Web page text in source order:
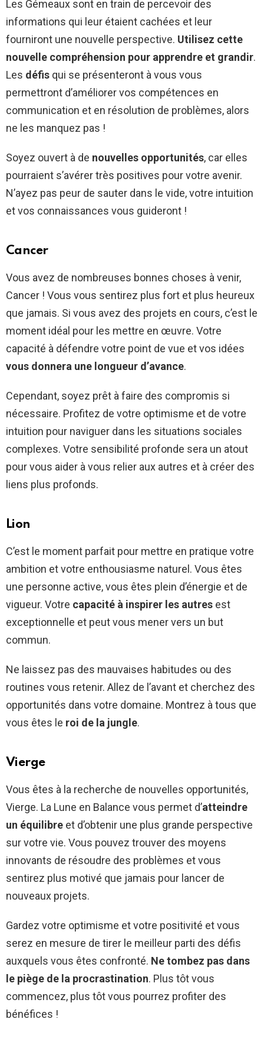
Les Gémeaux sont en train de percevoir des
informations qui leur étaient cachées et leur
fourniront une nouvelle perspective. Utilisez cette
nouvelle compréhension pour apprendre et grandir.
Les défis qui se présenteront à vous vous
permettront d’améliorer vos compétences en
communication et en résolution de problèmes, alors
ne les manquez pas !
Soyez ouvert à de nouvelles opportunités, car elles
pourraient s’avérer très positives pour votre avenir.
N’ayez pas peur de sauter dans le vide, votre intuition
et vos connaissances vous guideront !
Cancer
Vous avez de nombreuses bonnes choses à venir,
Cancer ! Vous vous sentirez plus fort et plus heureux
que jamais. Si vous avez des projets en cours, c’est le
moment idéal pour les mettre en œuvre. Votre
capacité à défendre votre point de vue et vos idées
vous donnera une longueur d’avance.
Cependant, soyez prêt à faire des compromis si
nécessaire. Profitez de votre optimisme et de votre
intuition pour naviguer dans les situations sociales
complexes. Votre sensibilité profonde sera un atout
pour vous aider à vous relier aux autres et à créer des
liens plus profonds.
Lion
C’est le moment parfait pour mettre en pratique votre
ambition et votre enthousiasme naturel. Vous êtes
une personne active, vous êtes plein d’énergie et de
vigueur. Votre capacité à inspirer les autres est
exceptionnelle et peut vous mener vers un but
commun.
Ne laissez pas des mauvaises habitudes ou des
routines vous retenir. Allez de l’avant et cherchez des
opportunités dans votre domaine. Montrez à tous que
vous êtes le roi de la jungle.
Vierge
Vous êtes à la recherche de nouvelles opportunités,
Vierge. La Lune en Balance vous permet d’atteindre
un équilibre et d’obtenir une plus grande perspective
sur votre vie. Vous pouvez trouver des moyens
innovants de résoudre des problèmes et vous
sentirez plus motivé que jamais pour lancer de
nouveaux projets.
Gardez votre optimisme et votre positivité et vous
serez en mesure de tirer le meilleur parti des défis
auxquels vous êtes confronté. Ne tombez pas dans
le piège de la procrastination. Plus tôt vous
commencez, plus tôt vous pourrez profiter des
bénéfices !